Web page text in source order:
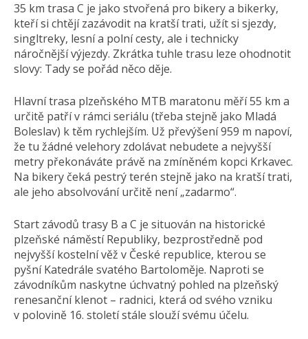
35 km trasa C je jako stvořená pro bikery a bikerky,
kteří si chtějí zazávodit na kratší trati, užít si sjezdy,
singltreky, lesní a polní cesty, ale i technicky
náročnější výjezdy. Zkrátka tuhle trasu leze ohodnotit
slovy: Tady se pořád něco děje.
Hlavní trasa plzeňského MTB maratonu měří 55 km a
určitě patří v rámci seriálu (třeba stejně jako Mladá
Boleslav) k těm rychlejším. Už převýšení 959 m napoví,
že tu žádné velehory zdolávat nebudete a nejvyšší
metry překonáváte právě na zmíněném kopci Krkavec.
Na bikery čeká pestrý terén stejně jako na kratší trati,
ale jeho absolvování určitě není „zadarmo“.
Start závodů trasy B a C je situován na historické
plzeňské náměstí Republiky, bezprostředně pod
nejvyšší kostelní věž v České republice, kterou se
pyšní Katedrále svatého Bartoloměje. Naproti se
závodníkům naskytne úchvatný pohled na plzeňský
renesanční klenot – radnici, která od svého vzniku
v polovině 16. století stále slouží svému účelu.